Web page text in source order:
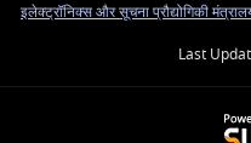
इलेक्ट्रॉनिक्स और सूचना प्रौद्योगिकी
Last